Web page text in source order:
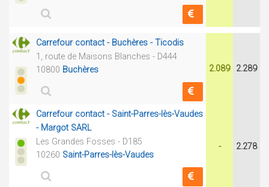
Carrefour contact - Buchères - Ticodis
1, route de Maisons Blanches - D444
10800 Buchères 2.089 2.289
Carrefour contact - Saint-Parres-lès-Vaudes
- Margot SARL
Les Grandes Fosses - D185
10260 Saint-Parres-lès-Vaudes
- 2.278